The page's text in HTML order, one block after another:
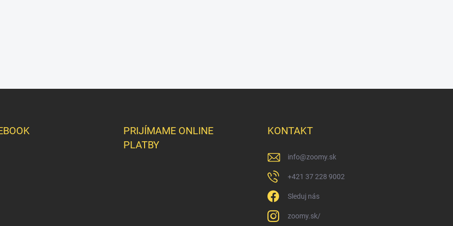
PRIJÍMAME ONLINE
PLATBY
KONTAKT
info@zoomy.sk
+421 37 228 9002
Sleduj nás
zoomy.sk/